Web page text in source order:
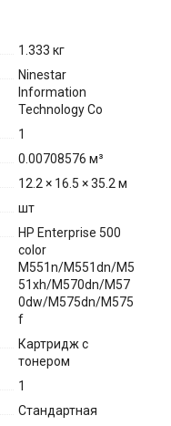
1.333 кг
Ninestar
Information
Technology Co
1
0.00708576 м³
12.2 × 16.5 × 35.2 м
шт
HP Enterprise 500
color
M551n/M551dn/M5
51xh/M570dn/M57
0dw/M575dn/M575
f
Картридж с
тонером
1
Стандартная